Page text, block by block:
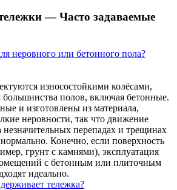
— Часто задаваемые
неровного или бетонного пола?
износостойкими колёсами,
большинства полов, включая бетонные.
и изготовлены из материала,
неровности, так что движение
перепадах и трещинах
Конечно, если поверхность
грунт с камнями), эксплуатация
с бетонным или плиточным
идеально.
тележка?